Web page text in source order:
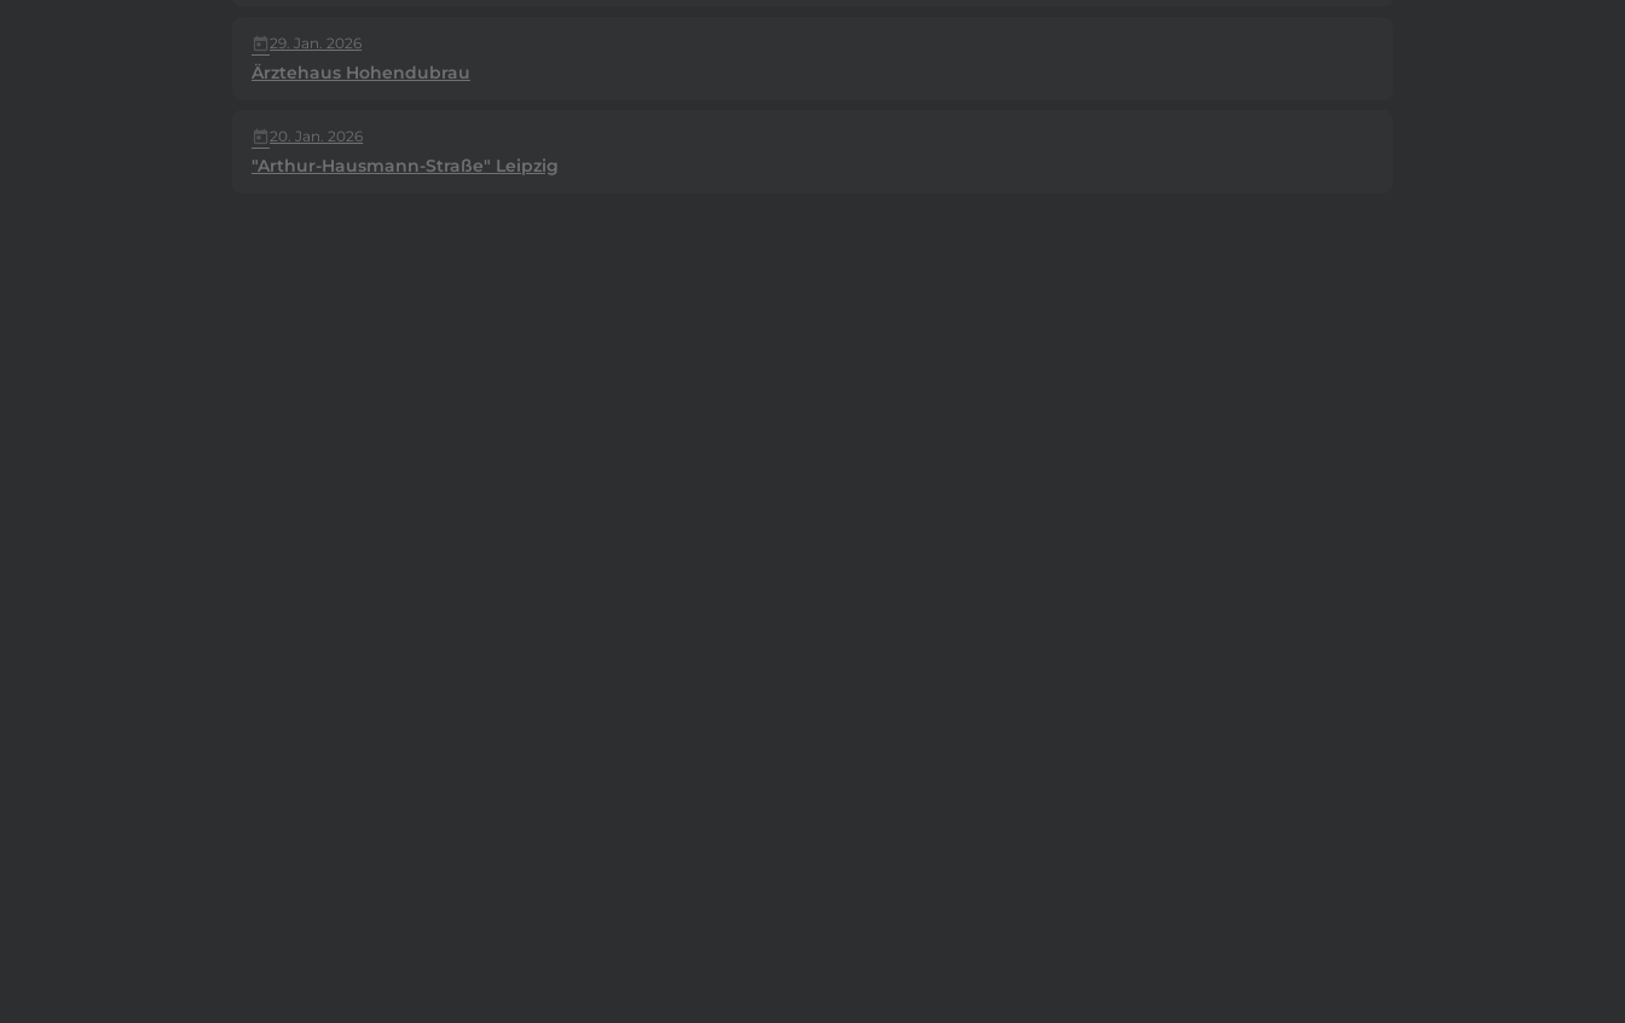
today29. Jan. 2026
Ärztehaus Hohendubrau
today 20. Jan. 2026
"Arthur-Hausmann-Straße" Leipzig